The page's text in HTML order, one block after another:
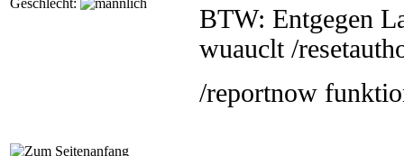
Geschlecht:
BTW: Entgegen
wuauclt /
/reportnow